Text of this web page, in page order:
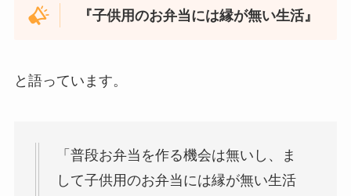
『子供用のお弁当には縁が無い生活』
と語っています。
「普段お弁当を作る機会は無いし、ま
して子供用のお弁当には縁が無い生活